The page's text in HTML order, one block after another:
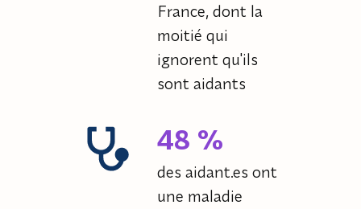
France, dont la
moitié qui
ignorent qu'ils
sont aidants
48 %
des aidant.es ont
une maladie